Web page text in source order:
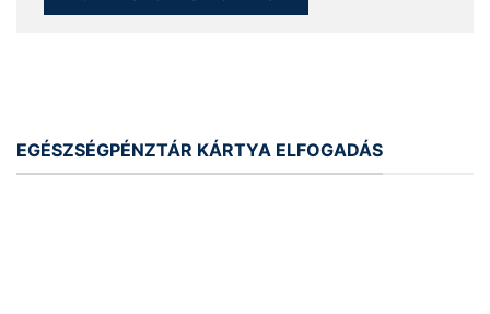
EGÉSZSÉGPÉNZTÁR KÁRTYA ELFOGADÁS